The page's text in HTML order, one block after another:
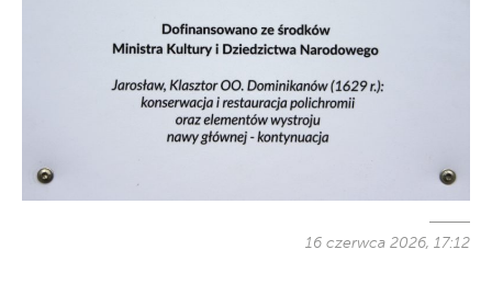
16 czerwca 2026, 17:12